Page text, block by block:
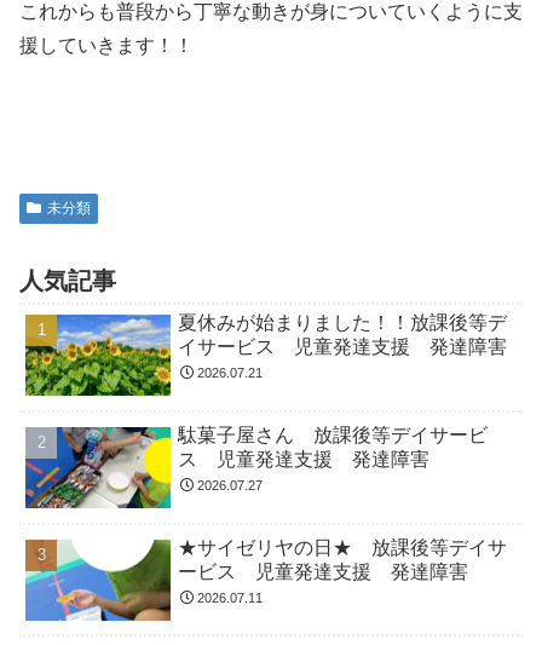
これからも普段から丁寧な動きが身についていくように支
援していきます！！
未分類
人気記事
夏休みが始まりました！！放課後等デ
イサービス 児童発達支援 発達障害
2026.07.21
駄菓子屋さん 放課後等デイサービ
ス 児童発達支援 発達障害
2026.07.27
★サイゼリヤの日★ 放課後等デイサ
ービス 児童発達支援 発達障害
2026.07.11